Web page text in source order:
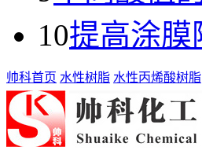
10提高涂膜
帅科首页 水性树脂 水性丙烯酸树脂